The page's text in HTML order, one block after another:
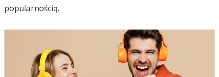
popularnością.